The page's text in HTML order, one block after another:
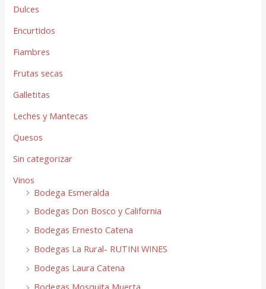
Dulces
Encurtidos
Fiambres
Frutas secas
Galletitas
Leches y Mantecas
Quesos
Sin categorizar
Vinos
Bodega Esmeralda
Bodegas Don Bosco y California
Bodegas Ernesto Catena
Bodegas La Rural- RUTINI WINES
Bodegas Laura Catena